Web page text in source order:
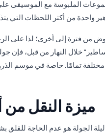
الملبوسة مع الموسيقى
من فترة إلى أخرى؛ لذا على
خلال النهار من قبل، فإن
تمامًا. خاصة في موسم
ميزة النقل من
الجولة هو عدم الحاجة للقلق